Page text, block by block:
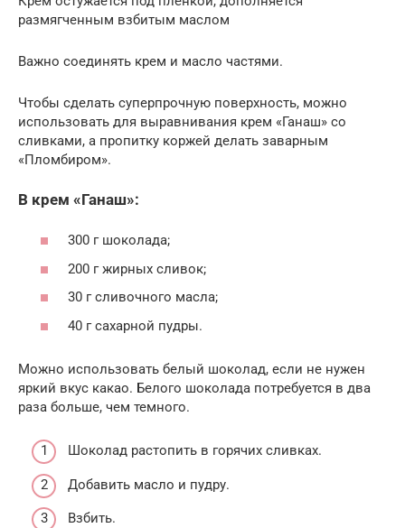
размягченным взбитым маслом
Важно соединять крем и масло частями.
Чтобы сделать суперпрочную поверхность, можно
использовать для выравнивания крем «Ганаш» со
сливками, а пропитку коржей делать заварным
«Пломбиром».
В крем «Ганаш»:
300 г шоколада;
200 г жирных сливок;
30 г сливочного масла;
40 г сахарной пудры.
Можно использовать белый шоколад, если не нужен
яркий вкус какао. Белого шоколада потребуется в два
раза больше, чем темного.
Шоколад растопить в горячих сливках.
Добавить масло и пудру.
Взбить.